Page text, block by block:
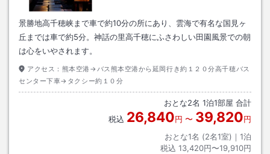
景勝地高千穂峡まで車で約10分の所にあり、雲海で有名な国見ヶ
丘までは車で約5分。神話の里高千穂にふさわしい田園風景での朝
は心をいやされます。
アクセス： 熊本空港→バス熊本空港から延岡行き約１２０分高千穂バス
センター下車→タクシー約１０分
おとな2名 1泊1部屋 合計
税込 26,840円 〜 39,820円
おとな1名 (2名1室)｜ 1泊
税込 13,420円〜19,910円